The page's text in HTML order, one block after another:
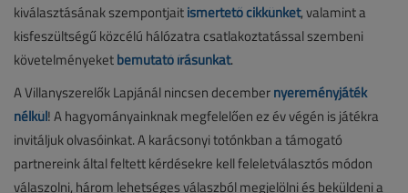
kiválasztásának szempontjaitismertető cikkünket, valamint a
kisfeszültségű közcélú hálózatra csatlakoztatással szembeni
követelményeketbemutató írásunkat.
A Villanyszerelők Lapjánál nincsen decembernyereményjáték
nélkül! A hagyományainknak megfelelően ez év végén is játékra
invitáljuk olvasóinkat. A karácsonyi totónkban a támogató
partnereink által feltett kérdésekre kell feleletválasztós módon
válaszolni, három lehetséges válaszból megjelölni és beküldeni a